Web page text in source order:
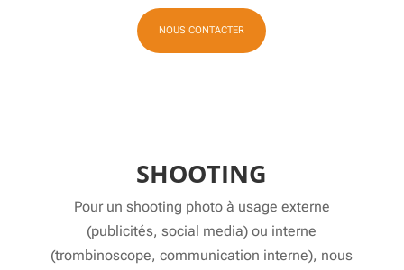
NOUS CONTACTER
SHOOTING
Pour un shooting photo à usage externe
(publicités, social media) ou interne
(trombinoscope, communication interne), nous